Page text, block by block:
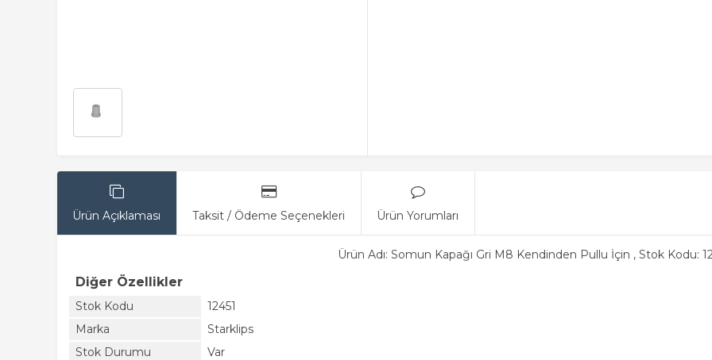
Ürün Açıklaması Taksit / Ödeme Seçenekleri Ürün Yorumları
Ürün Adı: Somun Kapağı Gri M8 Kendinden Pullu İçin , Stok Kodu:
Diğer Özellikler
Stok Kodu
12451
Marka
Starklips
Stok Durumu
Var